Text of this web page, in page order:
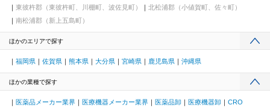
東彼杵郡（東彼杵町、川棚町、波佐見町）
北松浦郡（小値賀町、佐々町）
南松浦郡（新上五島町）
ほかのエリアで探す
福岡県 佐賀県 熊本県 大分県 宮崎県 鹿児島県 沖縄県
ほかの業種で探す
医薬品メーカー業界 医療機器メーカー業界 医薬品卸 医療機器卸
CRO